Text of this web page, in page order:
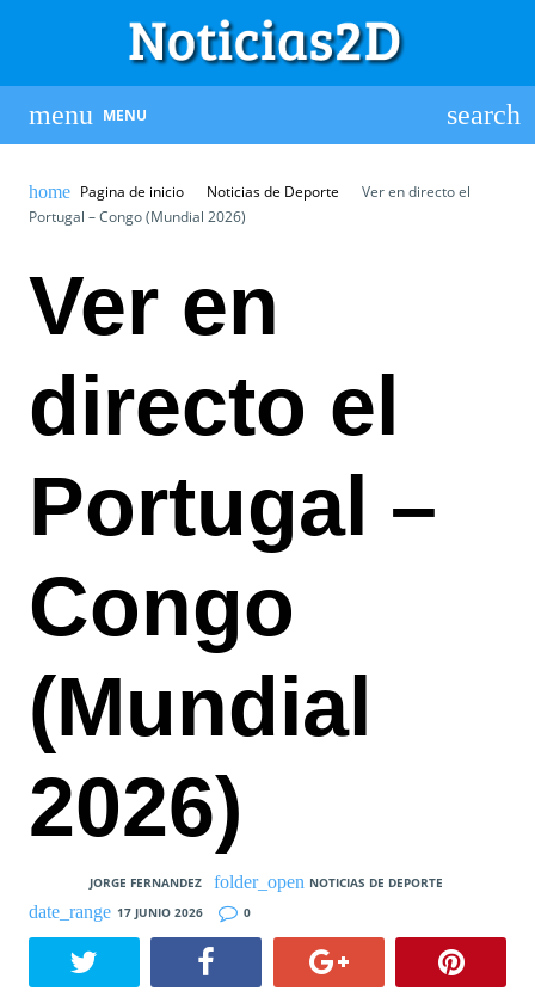
MENU
Pagina de inicio Noticias de Deporte
Ver en directo el
Portugal – Congo (Mundial 2026)
Ver en
directo el
Portugal –
Congo
(Mundial
2026)
JORGE FERNANDEZ
NOTICIAS DE DEPORTE
17 JUNIO 2026
0